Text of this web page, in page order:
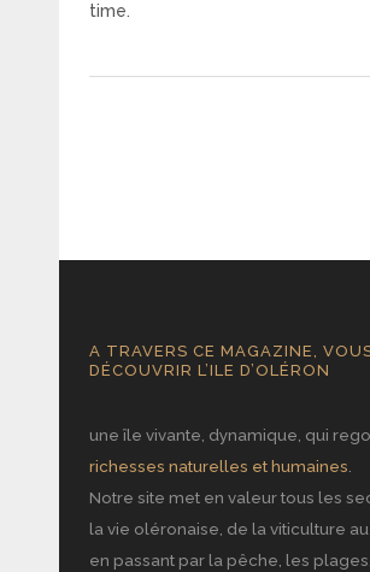
time.
A TRAVERS CE MAGAZINE,
DÉCOUVRIR L’ILE D’OLÉRON
une île vivante, dynamique, qui
richesses naturelles et humaines.
Notre site met en valeur tous les
la vie oléronaise, de la viticulture
en passant par la pêche, les plages,